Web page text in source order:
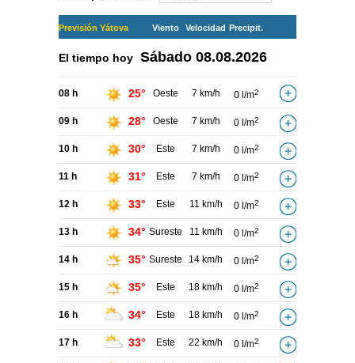
Previsión Yátova Viento Velocidad Precipit.
El tiempo hoy Sábado 08.08.2026
08 h 25° Oeste 7 km/h 0 l/m2
09 h 28° Oeste 7 km/h 0 l/m2
10 h 30° Este 7 km/h 0 l/m2
11 h 31° Este 7 km/h 0 l/m2
12 h 33° Este 11 km/h 0 l/m2
13 h 34° Sureste 11 km/h 0 l/m2
14 h 35° Sureste 14 km/h 0 l/m2
15 h 35° Este 18 km/h 0 l/m2
16 h 34° Este 18 km/h 0 l/m2
17 h 33° Este 22 km/h 0 l/m2